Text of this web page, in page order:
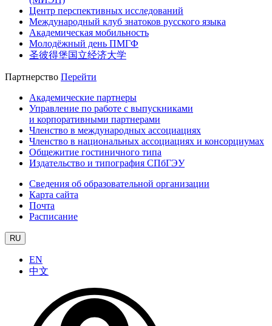
Центр перспективных исследований
Международный клуб знатоков русского языка
Академическая мобильность
Молодёжный день ПМГФ
圣彼得堡国立经济大学
Партнерство Перейти
Академические партнеры
Управление по работе с выпускниками
и корпоративными партнерами
Членство в международных ассоциациях
Членство в национальных ассоциациях и консорциумах
Общежитие гостиничного типа
Издательство и типография СПбГЭУ
Сведения об образовательной организации
Карта сайта
Почта
Расписание
RU
EN
中文